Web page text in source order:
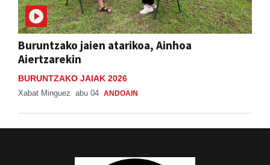
Buruntzako jaien atarikoa, Ainhoa
Aiertzarekin
BURUNTZAKO JAIAK 2026
Xabat Minguez abu 04 ANDOAIN